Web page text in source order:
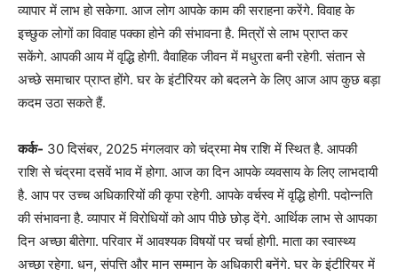
व्यापार में लाभ हो सकेगा. आज लोग आपके काम की सराहना करेंगे. विवाह के
इच्छुक लोगों का विवाह पक्का होने की संभावना है. मित्रों से लाभ प्राप्त कर
सकेंगे. आपकी आय में वृद्धि होगी. वैवाहिक जीवन में मधुरता बनी रहेगी. संतान से
अच्छे समाचार प्राप्त होंगे. घर के इंटीरियर को बदलने के लिए आज आप कुछ बड़ा
कदम उठा सकते हैं.
कर्क- 30 दिसंबर, 2025 मंगलवार को चंद्रमा मेष राशि में स्थित है. आपकी
राशि से चंद्रमा दसवें भाव में होगा. आज का दिन आपके व्यवसाय के लिए लाभदायी
है. आप पर उच्च अधिकारियों की कृपा रहेगी. आपके वर्चस्व में वृद्धि होगी. पदोन्नति
की संभावना है. व्यापार में विरोधियों को आप पीछे छोड़ देंगे. आर्थिक लाभ से आपका
दिन अच्छा बीतेगा. परिवार में आवश्यक विषयों पर चर्चा होगी. माता का स्वास्थ्य
अच्छा रहेगा. धन, संपत्ति और मान सम्मान के अधिकारी बनेंगे. घर के इंटीरियर में